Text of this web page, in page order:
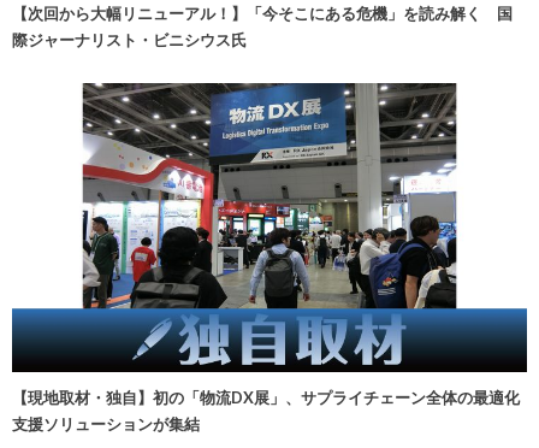
【次回から大幅リニューアル！】「今そこにある危機」を読み解く 国
際ジャーナリスト・ビニシウス氏
【現地取材・独自】初の「物流DX展」、サプライチェーン全体の最適化
支援ソリューションが集結